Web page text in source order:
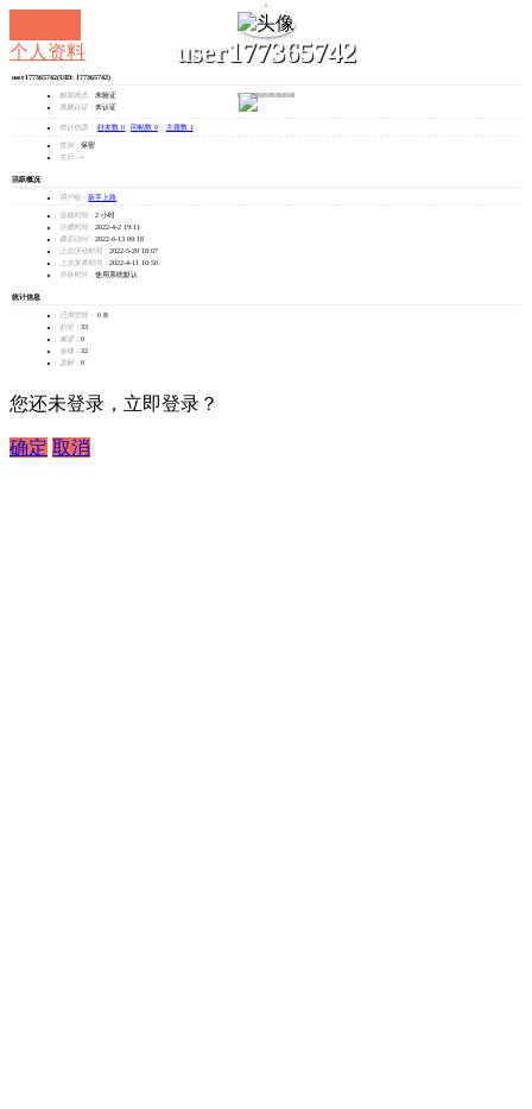
user177365742
发消息
个人资料
user177365742(UID: 177365742)
邮箱状态： 未验证
视频认证： 未认证
统计信息： 好友数 0 回帖数 0 主题数 1
性别： 保密
生日： -
活跃概况
用户组： 新手上路
在线时间： 2 小时
注册时间： 2022-4-2 19:11
最后访问： 2022-6-13 09:18
上次活动时间： 2022-5-29 18:07
上次发表时间： 2022-4-11 10:50
所在时区： 使用系统默认
统计信息
已用空间：
0 B
积分： 33
威望： 0
金钱： 32
贡献： 0
您还未登录，立即登录？
确定 取消